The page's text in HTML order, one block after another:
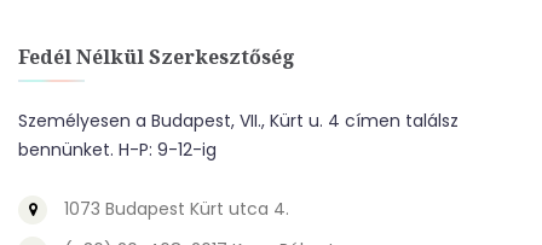
Fedél Nélkül Szerkesztőség
Személyesen a Budapest, VII., Kürt u. 4 címen találsz
bennünket. H-P: 9-12-ig
1073 Budapest Kürt utca 4.